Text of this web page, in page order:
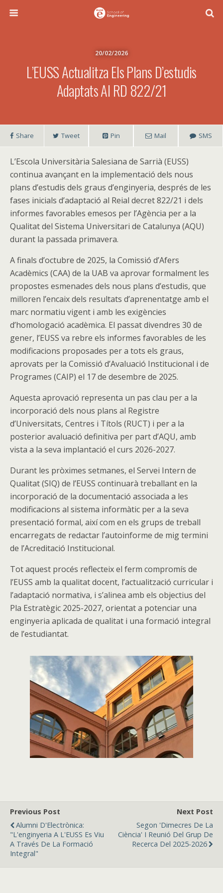
20/02/2026
L’EUSS Actualitza Els Plans D’estudis
Adaptats Al RD 822/21
Share Tweet Pin Mail SMS
L’Escola Universitària Salesiana de Sarrià (EUSS)
continua avançant en la implementació dels nous
plans d’estudis dels graus d’enginyeria, després de les
fases inicials d’adaptació al Reial decret 822/21 i dels
informes favorables emesos per l’Agència per a la
Qualitat del Sistema Universitari de Catalunya (AQU)
durant la passada primavera.
A finals d’octubre de 2025, la Comissió d’Afers
Acadèmics (CAA) de la UAB va aprovar formalment les
propostes esmenades dels nous plans d’estudis, que
milloren l’encaix dels resultats d’aprenentatge amb el
marc normatiu vigent i amb les exigències
d’homologació acadèmica. El passat divendres 30 de
gener, l’EUSS va rebre els informes favorables de les
modificacions proposades per a tots els graus,
aprovats per la Comissió d’Avaluació Institucional i de
Programes (CAIP) el 17 de desembre de 2025.
Aquesta aprovació representa un pas clau per a la
incorporació dels nous plans al Registre
d’Universitats, Centres i Títols (RUCT) i per a la
posterior avaluació definitiva per part d’AQU, amb
vista a la seva implantació el curs 2026-2027.
Durant les pròximes setmanes, el Servei Intern de
Qualitat (SIQ) de l’EUSS continuarà treballant en la
incorporació de la documentació associada a les
modificacions al sistema informàtic per a la seva
presentació formal, així com en els grups de treball
encarregats de redactar l’autoinforme de mig termini
de l’Acreditació Institucional.
Tot aquest procés reflecteix el ferm compromís de
l’EUSS amb la qualitat docent, l’actualització curricular i
l’adaptació normativa, i s’alinea amb els objectius del
Pla Estratègic 2025-2027, orientat a potenciar una
enginyeria aplicada de qualitat i una formació integral
de l’estudiantat.
Previous Post
Alumni D'Electrònica:
"L'enginyeria A L'EUSS Es Viu
A Través De La Formació
Integral"
Next Post
Segon 'Dimecres De La
Ciència' I Reunió Del Grup De
Recerca Del 2025-2026